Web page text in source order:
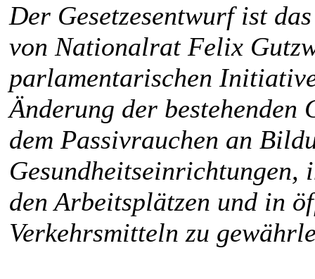
Der Gesetzesentwurf ist
von Nationalrat Felix
parlamentarischen
Änderung der bestehenden
dem Passivrauchen an
den Arbeitsplätzen und in
Verkehrsmitteln zu